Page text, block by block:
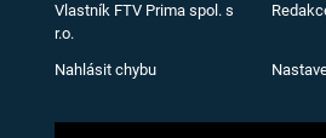
Vlastník FTV Prima spol. s
r.o.
Nahlásit chybu